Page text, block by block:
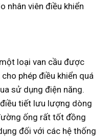
nhân viên điều khiển
loại van cầu được
phép điều khiển quá
sử dụng điện năng.
tiết lưu lượng dòng
ống rất tốt đồng
đối với các hệ thống